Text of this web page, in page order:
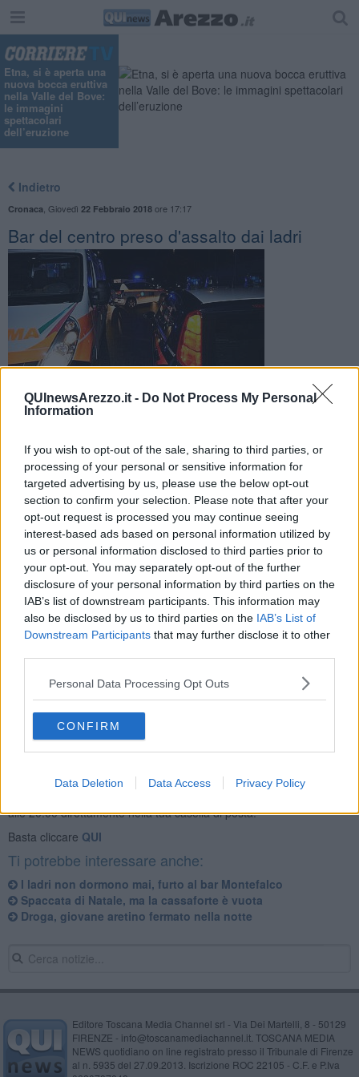
QUInewsArezzo.it - Do Not Process My Personal
Information
If you wish to opt-out of the sale, sharing to third parties, or
processing of your personal or sensitive information for
targeted advertising by us, please use the below opt-out
section to confirm your selection. Please note that after your
opt-out request is processed you may continue seeing
interest-based ads based on personal information utilized by
us or personal information disclosed to third parties prior to
your opt-out. You may separately opt-out of the further
disclosure of your personal information by third parties on the
IAB’s list of downstream participants. This information may
also be disclosed by us to third parties on the IAB’s List of
Downstream Participants that may further disclose it to other
Personal Data Processing Opt Outs
CONFIRM
Data Deletion Data Access Privacy Policy
Etna, si è aperta una
nuova bocca eruttiva
nella Valle del Bove:
le immagini
spettacolari
dell’eruzione
Indietro
Cronaca Giovedì 22 Febbraio 2018ore 17:17
Bar del centro preso d'assalto dai ladri
I malviventi hanno spaccato la vetrina di uno dei bar più
AREZZO —Ladri in azione in via Guido Monaco, al bar Le
Golosità. Dopo avere spaccato la vetrata sono entrati all'interno per
impossessarsi dei soldi rinvenuti in cassa.
Poi sono fuggiti. Sul fatto indagano i Carabinieri, che stanno
visionando anche le immagini delle telecamere di sorveglianza
della zona.
Se vuoi leggere le notizie principali della Toscana iscriviti alla
alle 20:00 direttamente nella tua casella di posta.
Basta cliccare QUI
Ti potrebbe interessare anche:
I ladri non dormono mai, furto al bar Montefalco
Spaccata di Natale, ma la cassaforte è vuota
Droga, giovane aretino fermato nella notte
Editore Toscana Media Channel srl - Via Dei Martelli, 8 - 50129
FIRENZE - info@toscanamediachannel.it. TOSCANA MEDIA
NEWS quotidiano on line registrato presso il Tribunale di Firenze
al n. 5935 del 27.09.2013. Iscrizione ROC 22105 - C.F. e P.Iva